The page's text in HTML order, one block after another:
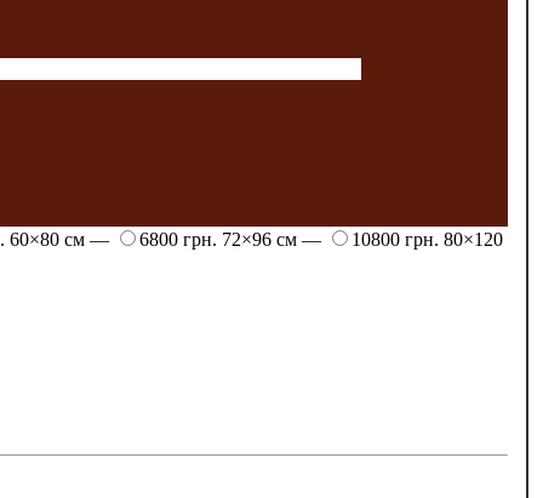
60×80 см — 6800 грн. 72×96 см — 10800 грн. 80×120